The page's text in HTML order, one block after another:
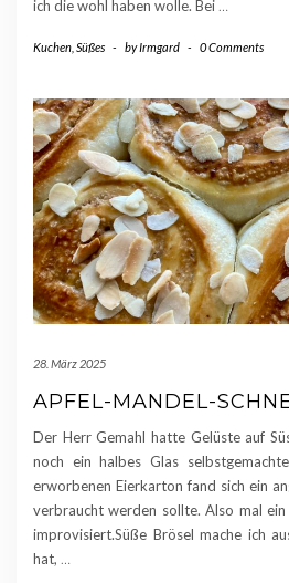
ich die wohl haben wolle. Bei…
Kuchen Süßes - byIrmgard - 0 Comments
28. März 2025
APFEL-MANDEL-
Der Herr Gemahl hatte Gelüste auf
noch ein halbes Glas
erworbenen Eierkarton fand sich ein
verbraucht werden sollte. Also mal
improvisiert.Süße Brösel mache ich
hat, …